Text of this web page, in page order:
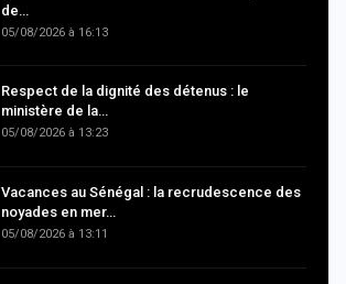
de…
05/08/2026 à 16:13
Respect de la dignité des détenus : le
ministère de la…
05/08/2026 à 13:23
Vacances au Sénégal : la recrudescence des
noyades en mer…
05/08/2026 à 13:11